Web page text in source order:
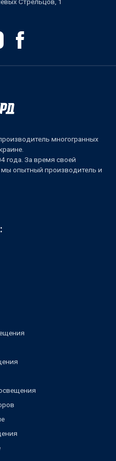
многогранных
года. За время своей
мы опытный производитель и